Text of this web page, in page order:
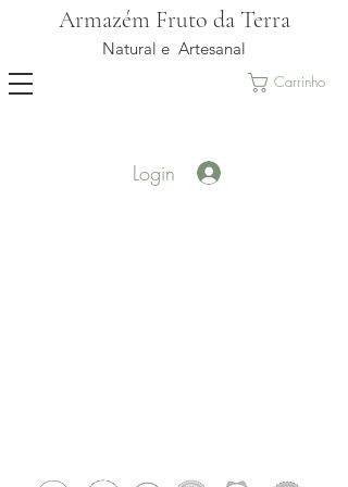
Armazém Fruto da Terra
Natural e Artesanal
Carrinho
Login